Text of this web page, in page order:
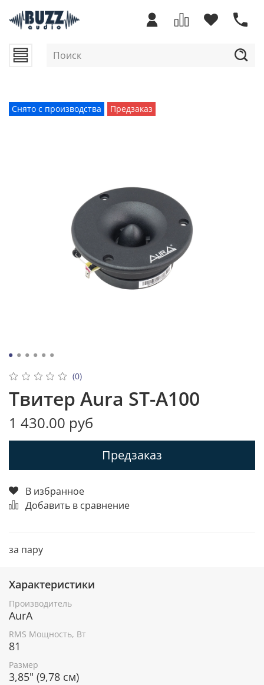
Снято с производства Предзаказ
(0)
Твитер Aura ST-A100
1 430.00 руб
Предзаказ
В избранное
Добавить в сравнение
за пару
Характеристики
Производитель
AurA
RMS Мощность, Вт
81
Размер
3,85" (9,78 см)